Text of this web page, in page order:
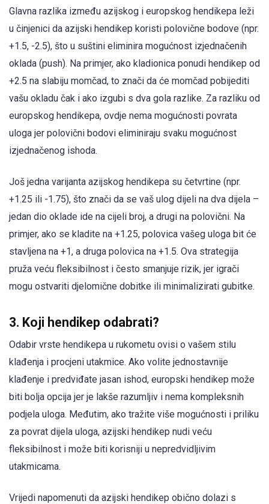
Glavna razlika između azijskog i europskog hendikepa leži
u činjenici da azijski hendikep koristi polovične bodove (npr.
+1.5, -2.5), što u suštini eliminira mogućnost izjednačenih
oklada (push). Na primjer, ako kladionica ponudi hendikep od
+2.5 na slabiju momčad, to znači da će momčad pobijediti
vašu okladu čak i ako izgubi s dva gola razlike. Za razliku od
europskog hendikepa, ovdje nema mogućnosti povrata
uloga jer polovični bodovi eliminiraju svaku mogućnost
izjednačenog ishoda.
Još jedna varijanta azijskog hendikepa su četvrtine (npr.
+1.25 ili -1.75), što znači da se vaš ulog dijeli na dva dijela –
jedan dio oklade ide na cijeli broj, a drugi na polovični. Na
primjer, ako se kladite na +1.25, polovica vašeg uloga bit će
stavljena na +1, a druga polovica na +1.5. Ova strategija
pruža veću fleksibilnost i često smanjuje rizik, jer igrači
mogu ostvariti djelomične dobitke ili minimalizirati gubitke.
3. Koji hendikep odabrati?
Odabir vrste hendikepa u rukometu ovisi o vašem stilu
klađenja i procjeni utakmice. Ako volite jednostavnije
klađenje i predviđate jasan ishod, europski hendikep može
biti bolja opcija jer je lakše razumljiv i nema kompleksnih
podjela uloga. Međutim, ako tražite više mogućnosti i priliku
za povrat dijela uloga, azijski hendikep nudi veću
fleksibilnost i može biti korisniji u nepredvidljivim
utakmicama.
Vrijedi napomenuti da azijski hendikep obično dolazi s